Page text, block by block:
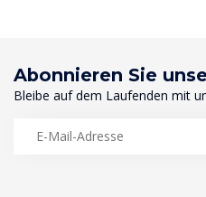
Abonnieren Sie
Bleibe auf dem Laufenden mit